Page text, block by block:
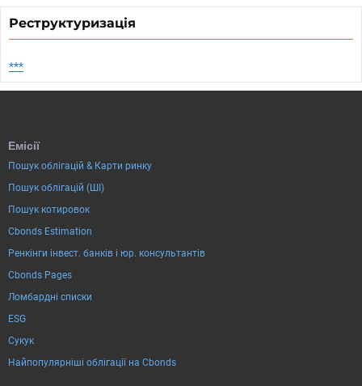
Реструктуризація
***
Емісії
Пошук облігацій & Карти ринку
Пошук облігацій (ШІ)
Пошук котировок
Cbonds Estimation
Ренкінги інвест. банків і юр. консультантів
Cbonds Pages
Ломбардні списки
ESG
Сукук
Найпопулярніші облігації на Cbonds